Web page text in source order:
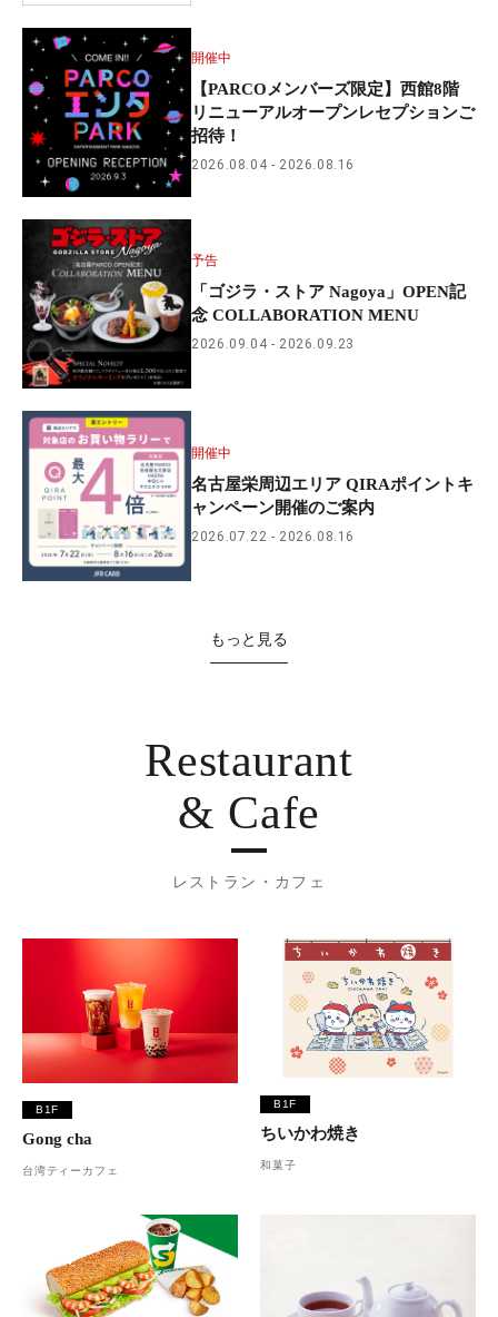
開催中
【PARCOメンバーズ限定】西館8階
リニューアルオープンレセプションご
招待！
2026.08.04 2026.08.16
予告
「ゴジラ・ストア Nagoya」OPEN記
念 COLLABORATION MENU
2026.09.04 2026.09.23
開催中
名古屋栄周辺エリア QIRAポイントキ
ャンペーン開催のご案内
2026.07.22 2026.08.16
もっと見る
Restaurant
& Cafe
レストラン・カフェ
B1F
Gong cha
台湾ティーカフェ
B1F
ちいかわ焼き
和菓子